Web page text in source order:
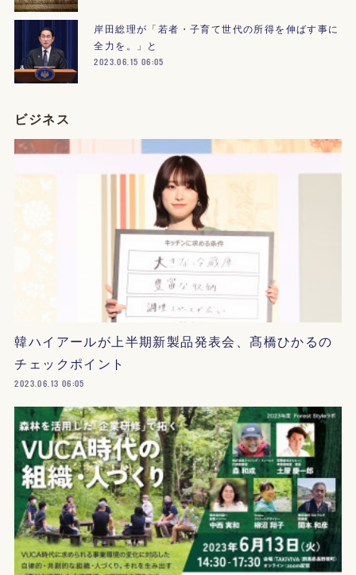
岸田総理が「若者・子育て世代の所得を伸ばす事に
全力を。」と
2023.06.15 06:05
ビジネス
韓ハイアールが上半期新製品発表会、髙橋ひかるの
チェックポイント
2023.06.13 06:05